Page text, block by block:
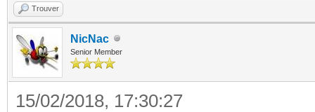
Trouver
NicNac
Senior Member
15/02/2018, 17:30:27